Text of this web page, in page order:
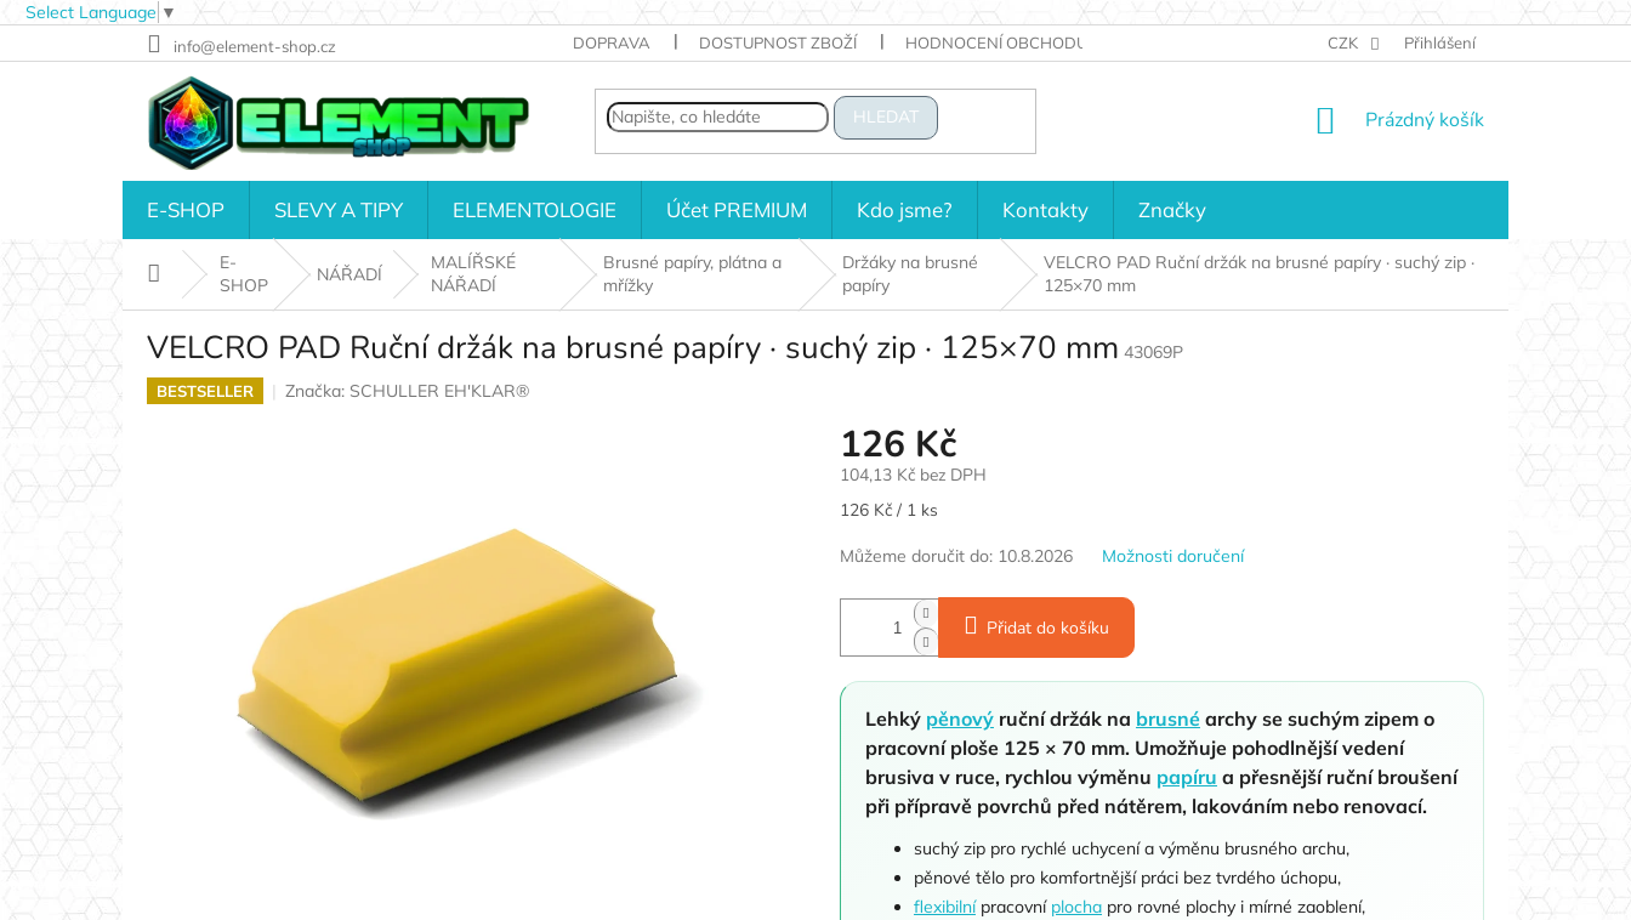
Select Language ▼
na
info@element-shop.cz DOPRAVA DOSTUPNOST ZBOŽÍ HODNOCENÍ OBCHODU KONTAKTY KDO JSME?
CZK Přihlášení
HLEDAT
NÁKUPNÍ
Prázdný košík
E-SHOP SLEVY A TIPY ELEMENTOLOGIE Účet PREMIUM Kdo jsme? Kontakty Značky
Domů
E-
SHOP
NÁŘADÍ
MALÍŘSKÉ
NÁŘADÍ
Brusné papíry, plátna a
mřížky
Držáky na brusné
papíry
VELCRO PAD Ruční držák na brusné papíry · suchý zip ·
125×70 mm
VELCRO PAD Ruční držák na brusné papíry · suchý zip · 125×70 mm 43069P
BESTSELLER Značka: SCHULLER EH'KLAR®
126 Kč
104,13 Kč bez DPH
Měrná
126 Kč / 1 ks
Můžeme doručit do: 10.8.2026 Možnosti doručení
Přidat do košíku
Lehký pěnovýruční držák na brusnéarchy se suchým zipem o
pracovní ploše 125 × 70 mm. Umožňuje pohodlnější vedení
brusiva v ruce, rychlou výměnu papíru a přesnější ruční broušení
při přípravě povrchů před nátěrem, lakováním nebo renovací.
suchý zip pro rychlé uchycení a výměnu brusného archu,
pěnové tělo pro komfortnější práci bez tvrdého úchopu,
flexibilnípracovní plochapro rovné plochy i mírné zaoblení,